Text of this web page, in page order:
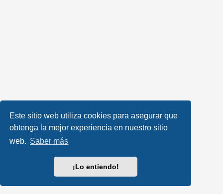
Este sitio web utiliza cookies para asegurar que
obtenga la mejor experiencia en nuestro sitio
web. Saber más
¡Lo entiendo!